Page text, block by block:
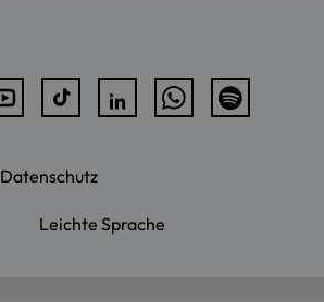
Datenschutz
Leichte Sprache